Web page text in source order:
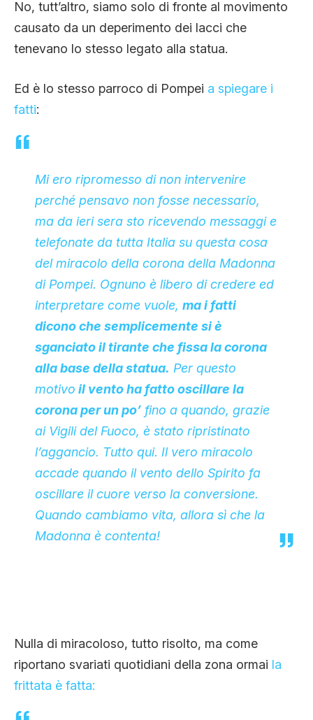
No, tutt’altro, siamo solo di fronte al movimento
causato da un deperimento dei lacci che
tenevano lo stesso legato alla statua.
Ed è lo stesso parroco di Pompei a spiegare i
fatti:
Mi ero ripromesso di non intervenire
perché pensavo non fosse necessario,
ma da ieri sera sto ricevendo messaggi e
telefonate da tutta Italia su questa cosa
del miracolo della corona della Madonna
di Pompei. Ognuno è libero di credere ed
interpretare come vuole, ma i fatti
dicono che semplicemente si è
sganciato il tirante che fissa la corona
alla base della statua. Per questo
motivo il vento ha fatto oscillare la
corona per un po’ fino a quando, grazie
ai Vigili del Fuoco, è stato ripristinato
l’aggancio. Tutto qui. Il vero miracolo
accade quando il vento dello Spirito fa
oscillare il cuore verso la conversione.
Quando cambiamo vita, allora sì che la
Madonna è contenta!
Nulla di miracoloso, tutto risolto, ma come
riportano svariati quotidiani della zona ormai la
frittata è fatta: